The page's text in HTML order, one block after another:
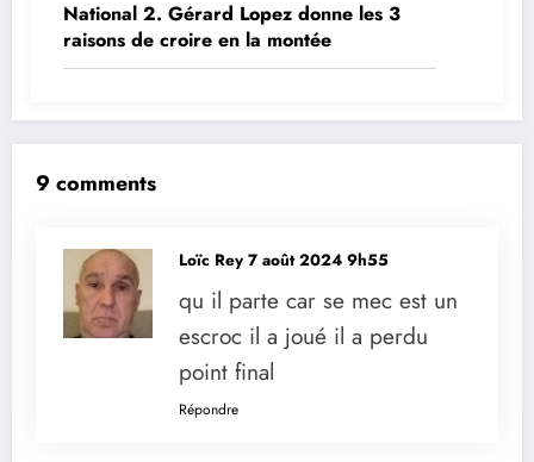
National 2. Gérard Lopez donne les 3
raisons de croire en la montée
9 comments
Loïc Rey 7 août 2024 9h55
qu il parte car se mec est un
escroc il a joué il a perdu
point final
Répondre